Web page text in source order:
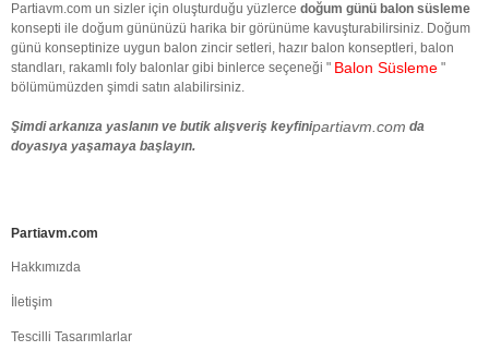
Partiavm.com un sizler için oluşturduğu yüzlerce doğum günü balon süsleme
konsepti ile doğum gününüzü harika bir görünüme kavuşturabilirsiniz. Doğum
günü konseptinize uygun balon zincir setleri, hazır balon konseptleri, balon
standları, rakamlı foly balonlar gibi binlerce seçeneği " Balon Süsleme "
bölümümüzden şimdi satın alabilirsiniz.
Şimdi arkanıza yaslanın ve butik alışveriş keyfinipartiavm.com da
doyasıya yaşamaya başlayın.
Partiavm.com
Hakkımızda
İletişim
Tescilli Tasarımlarlar